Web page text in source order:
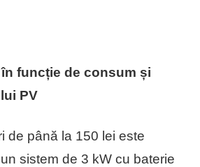
funcție de consum și
PV
de până la 150 lei este
sistem de 3 kW cu baterie